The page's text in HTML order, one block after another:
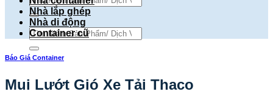
kiếm:
Tìm
kiếm:
Nhà lắp ghép
Nhà di động
Container cũ
Báo Giá Container
Mui Lướt Gió Xe Tải Thaco